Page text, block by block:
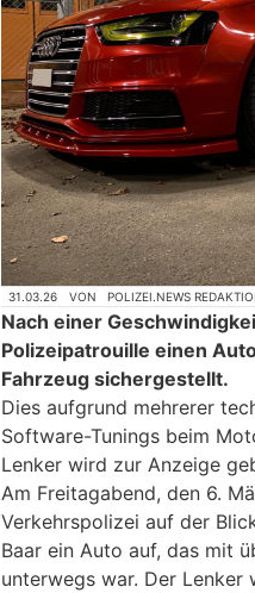
31.03.26 VON POLIZEI.NEWS
Nach einer
Polizeipatrouille einen
Fahrzeug sichergestellt.
Dies aufgrund mehrerer
Software-Tunings beim
Lenker wird zur Anzeige
Am Freitagabend, den 6.
Verkehrspolizei auf der
Baar ein Auto auf, das mit
unterwegs war. Der Lenker